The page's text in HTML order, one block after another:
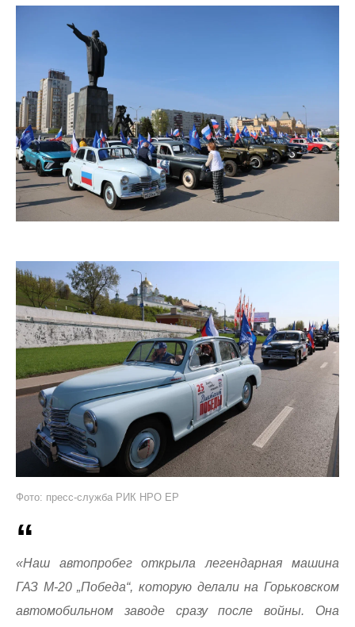
Фото: пресс-служба РИК НРО ЕР
«Наш автопробег открыла легендарная машина
ГАЗ М-20 „Победа“, которую делали на Горьковском
автомобильном заводе сразу после войны. Она